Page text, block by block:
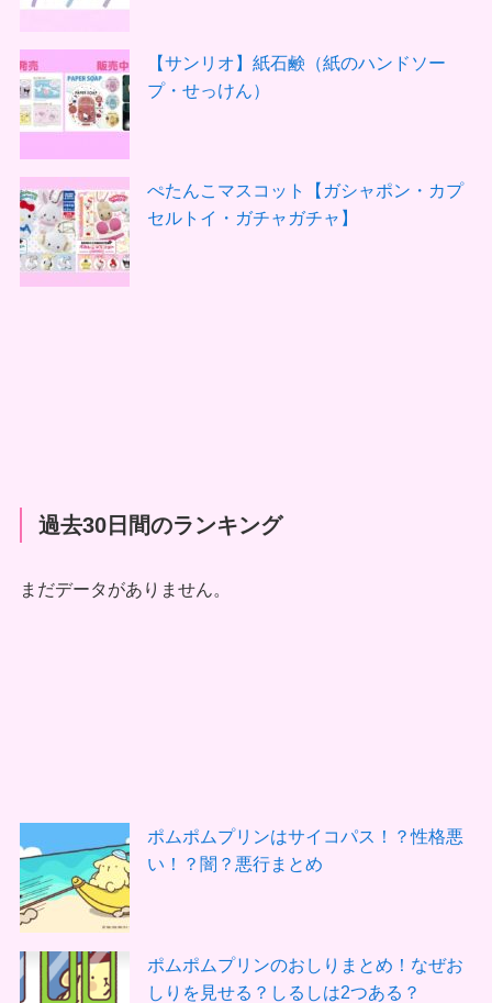
【サンリオ】紙石鹸（紙のハンドソー
プ・せっけん）
ぺたんこマスコット【ガシャポン・カプ
セルトイ・ガチャガチャ】
過去30日間のランキング
まだデータがありません。
ポムポムプリンはサイコパス！？性格悪
い！？闇？悪行まとめ
ポムポムプリンのおしりまとめ！なぜお
しりを見せる？しるしは2つある？